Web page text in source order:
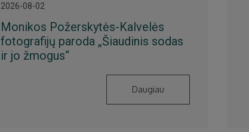
2026-08-02
Monikos Požerskytės-Kalvelės
fotografijų paroda „Šiaudinis sodas
ir jo žmogus“
Daugiau